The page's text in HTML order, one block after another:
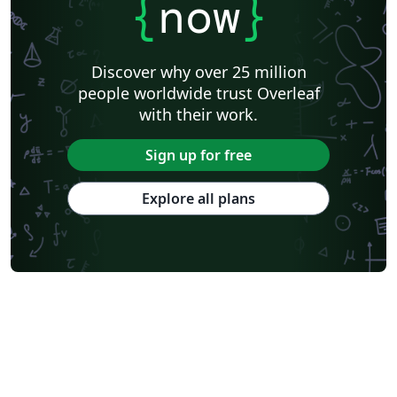
{ now}
Discover why over 25 million
people worldwide trust Overleaf
with their work.
Sign up for free
Explore all plans